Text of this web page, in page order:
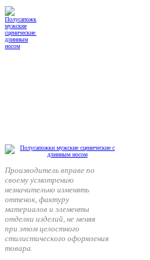
Производитель вправе по
своему усмотрению
незначительно изменять
оттенок, фактуру
материалов и элементы
отделки изделий, не меняя
при этом целостного
стилистического оформления
товара.